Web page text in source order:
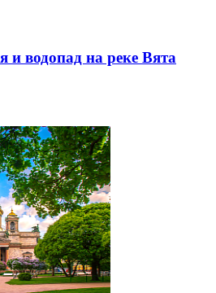
и водопад на реке Вята